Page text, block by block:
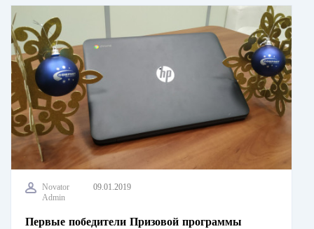
Novator
Admin
09.01.2019
Первые победители Призовой программы